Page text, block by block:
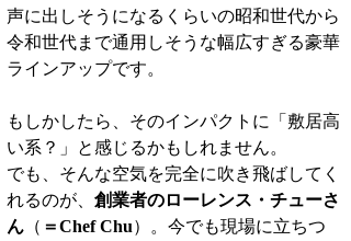
声に出しそうになるくらいの昭和世代から
令和世代まで通用しそうな幅広すぎる豪華
ラインアップです。
もしかしたら、そのインパクトに「敷居高
い系？」と感じるかもしれません。
でも、そんな空気を完全に吹き飛ばしてく
れるのが、 創業者のローレンス・チューさ
ん （ ＝Chef Chu）。今でも現場に立ちつ